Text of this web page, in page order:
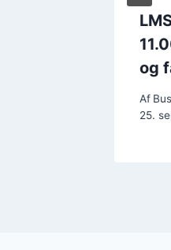
og
Af
25.